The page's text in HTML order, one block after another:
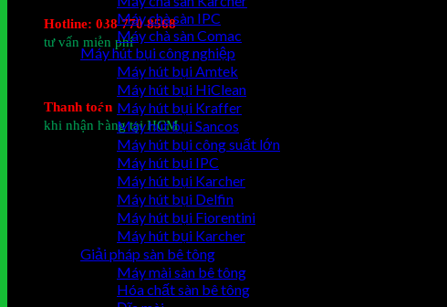
Hotline: 038 770 8568
tư vấn miễn phí
Thanh toán
khi nhận hàng tại HCM
Chưa có sản phẩm trong giỏ hàng.
Máy chà sàn IPC
Máy chà sàn Comac
Máy hút bụi công nghiệp
Máy hút bụi Amtek
Máy hút bụi HiClean
Máy hút bụi Kraffer
Máy hút bụi Sancos
Máy hút bụi công suất lớn
Máy hút bụi IPC
Máy hút bụi Karcher
Máy hút bụi Delfin
Máy hút bụi Fiorentini
Máy hút bụi Karcher
Giải pháp sàn bê tông
Máy mài sàn bê tông
Hóa chất sàn bê tông